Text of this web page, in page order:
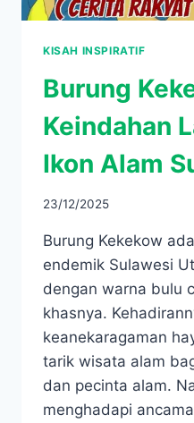
KISAH INSPIRATIF
Burung
Keindahan
Ikon Alam
23/12/2025
Burung Kekekow
endemik Sulawesi
dengan warna bulu
khasnya.
keanekaragaman
tarik wisata alam
dan pecinta alam.
menghadapi